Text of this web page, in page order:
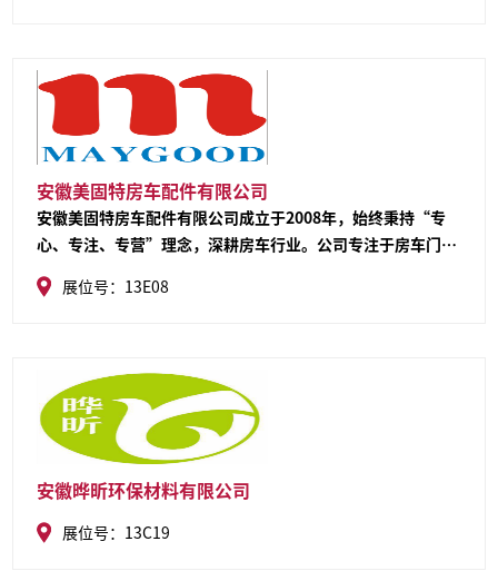
安徽美固特房车配件有限公司
安徽美固特房车配件有限公司成立于2008年，始终秉持“专
心、专注、专营”理念，深耕房车行业。公司专注于房车门
窗、舱门、天窗、换气扇等车身部件的研发与销售，拥有20余
项设计专利及ISO认证。配备专业研发团队，支持来图、来样
展位号：13E08
安徽晔昕环保材料有限公司
展位号：13C19